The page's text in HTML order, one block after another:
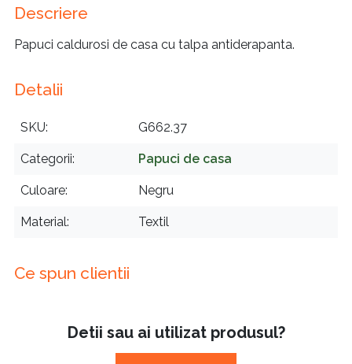
Descriere
Papuci caldurosi de casa cu talpa antiderapanta.
Detalii
SKU G662.37
Categorii Papuci de casa
Culoare Negru
Material Textil
Ce spun clientii
Detii sau ai utilizat produsul?